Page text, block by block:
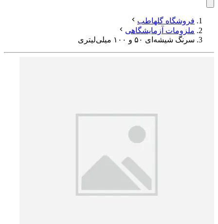
فروشگاه گلهاطب
ملزومات آزمایشگاهی
سرنگ شیشه‌ای ۵۰ و ۱۰۰ میلی‌لیتری